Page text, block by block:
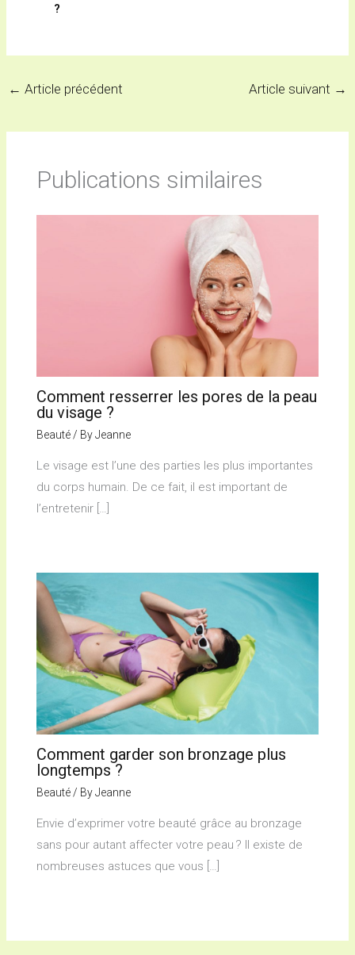
?
← Article précédent Article suivant →
Publications similaires
Comment resserrer les pores de la peau
du visage ?
Beauté/ ByJeanne
Le visage est l’une des parties les plus importantes
du corps humain. De ce fait, il est important de
l’entretenir […]
Comment garder son bronzage plus
longtemps ?
Beauté/ ByJeanne
Envie d’exprimer votre beauté grâce au bronzage
sans pour autant affecter votre peau ? Il existe de
nombreuses astuces que vous […]